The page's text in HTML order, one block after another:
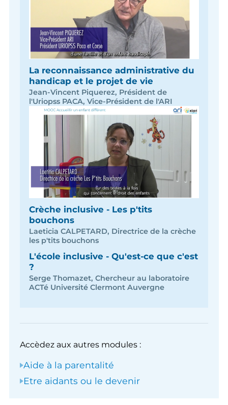
La reconnaissance administrative du
handicap et le projet de vie
Jean-Vincent Piquerez, Président de
l'Uriopss PACA, Vice-Président de l'ARI
Crèche inclusive - Les p'tits
bouchons
Laeticia CALPETARD, Directrice de la crèche
les p'tits bouchons
L'école inclusive - Qu'est-ce que c'est
?
Serge Thomazet, Chercheur au laboratoire
ACTé Université Clermont Auvergne
Accèdez aux autres modules :
Aide à la parentalité
Etre aidants ou le devenir